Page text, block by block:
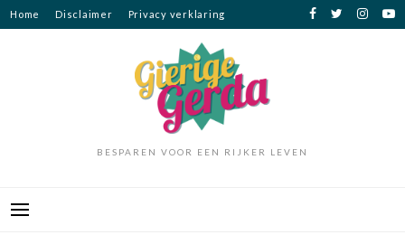
Ga
naar
Home Disclaimer Privacy verklaring
BESPAREN VOOR EEN RIJKER LEVEN